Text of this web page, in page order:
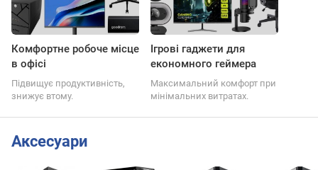
Комфортне робоче місце
в офісі
Підвищує продуктивність,
знижує втому.
Ігрові гаджети для
економного геймера
Максимальний комфорт при
мінімальних витратах.
Аксесуари